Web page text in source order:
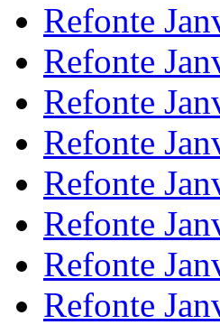
Refonte
Refonte
Refonte
Refonte
Refonte
Refonte
Refonte
Refonte